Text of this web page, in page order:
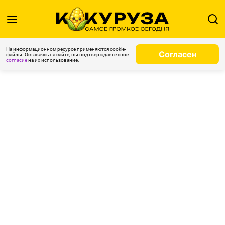
На информационном ресурсе применяются cookie-
файлы. Оставаясь на сайте, вы подтверждаете свое
согласиена их использование.
Согласен